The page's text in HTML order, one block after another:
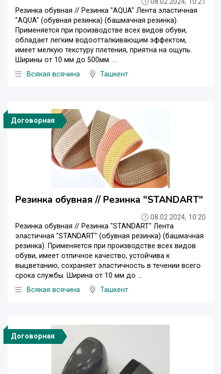
08.02.2024, 10:21
Резинка обувная // Резинка "AQUA" Лента эластичная
"AQUA" (обувная резинка) (башмачная резинка).
Применяется при производстве всех видов обуви,
обладает легким водоотталкивающим эффектом,
имеет мелкую текстуру плетения, приятна на ощупь.
Ширины от 10 мм до 500мм. ...
Всякая всячина
Ташкент
Договорная
Резинка обувная // Резинка "STANDART"
08.02.2024, 10:20
Резинка обувная // Резинка "STANDART" Лента
эластичная "STANDART" (обувная резинка) (башмачная
резинка). Применяется при производстве всех видов
обуви, имеет отличное качество, устойчива к
выцветанию, сохраняет эластичность в течении всего
срока службы. Ширина от 10 мм до ...
Всякая всячина
Ташкент
Договорная